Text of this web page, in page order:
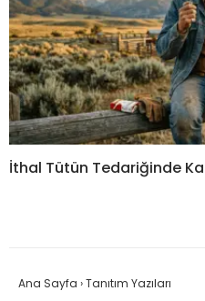
İthal Tütün Tedariğinde
Ana Sayfa ›Tanıtım Yazıları